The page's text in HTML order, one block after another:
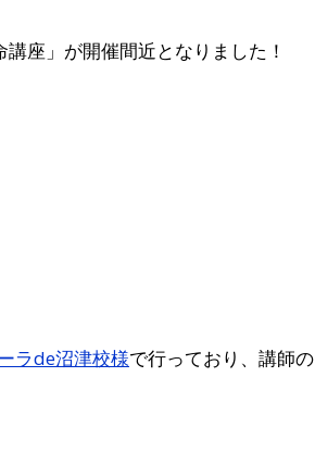
座」が開催間近となりました！
ラde沼津校様で行っており、講師の